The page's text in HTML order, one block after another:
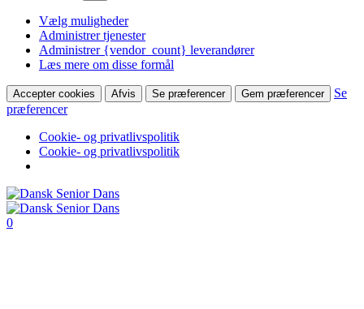
Vælg muligheder
Administrer tjenester
Administrer {vendor_count} leverandører
Læs mere om disse formål
Accepter cookies Afvis Se præferencer Gem præferencer
Se
præferencer
Cookie- og privatlivspolitik
Cookie- og privatlivspolitik
0